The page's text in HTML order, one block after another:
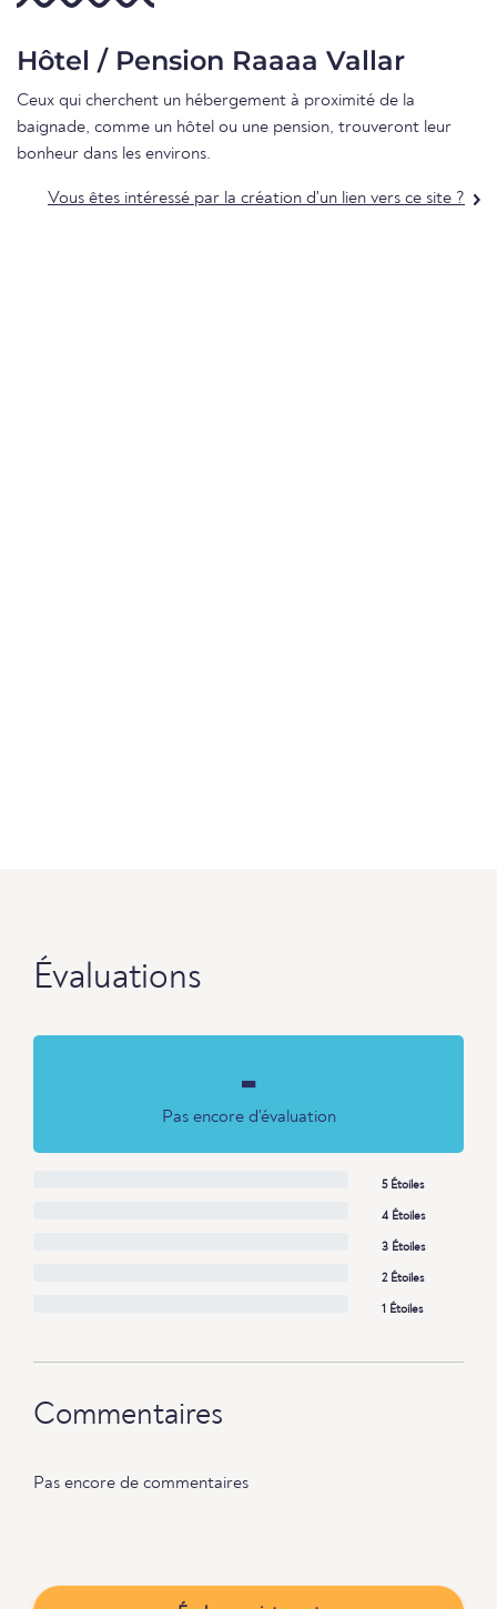
Hôtel / Pension Raaaa Vallar
Ceux qui cherchent un hébergement à proximité de la
baignade, comme un hôtel ou une pension, trouveront leur
bonheur dans les environs.
Vous êtes intéressé par la création d'un lien vers ce site ?
Évaluations
-
Pas encore d'évaluation
5 Étoiles
4 Étoiles
3 Étoiles
2 Étoiles
1 Étoiles
Commentaires
Pas encore de commentaires